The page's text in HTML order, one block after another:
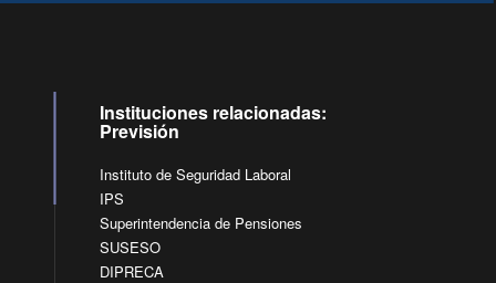
Instituciones relacionadas:
Previsión
Instituto de Seguridad Laboral
IPS
Superintendencia de Pensiones
SUSESO
DIPRECA